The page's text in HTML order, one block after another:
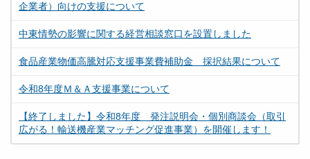
企業者）向けの支援について
中東情勢の影響に関する経営相談窓口を設置しました
食品産業物価高騰対応支援事業費補助金 採択結果について
令和8年度Ｍ＆Ａ支援事業について
【終了しました】令和8年度 発注説明会・個別商談会（取引
広がる！輸送機産業マッチング促進事業）を開催します！